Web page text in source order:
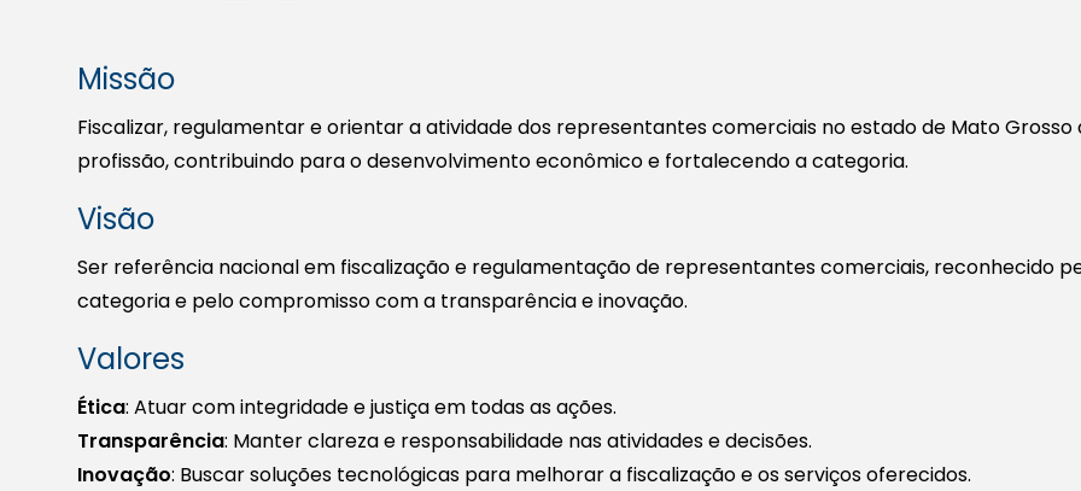
Missão
Fiscalizar, regulamentar e orientar a atividade dos representantes comerciais no estado de Mato
profissão, contribuindo para o desenvolvimento econômico e fortalecendo a categoria.
Visão
Ser referência nacional em fiscalização e regulamentação de representantes comerciais, reconhecido
categoria e pelo compromisso com a transparência e inovação.
Valores
Ética: Atuar com integridade e justiça em todas as ações.
Transparência: Manter clareza e responsabilidade nas atividades e decisões.
Inovação: Buscar soluções tecnológicas para melhorar a fiscalização e os serviços oferecidos.